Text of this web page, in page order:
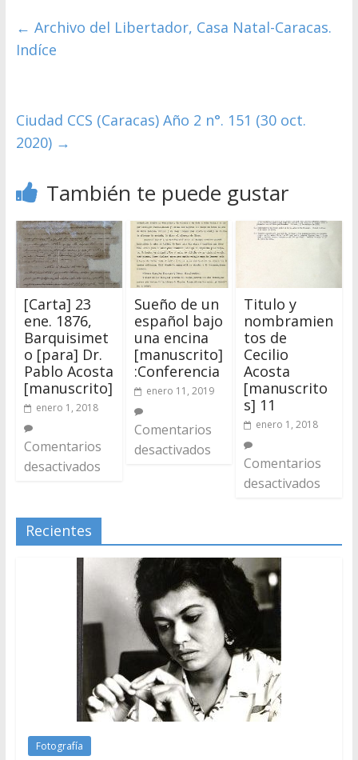
← Archivo del Libertador, Casa Natal-Caracas.
Indíce
Ciudad CCS (Caracas) Año 2 n°. 151 (30 oct.
2020) →
También te puede gustar
[Carta] 23
ene. 1876,
Barquisimet
o [para] Dr.
Pablo Acosta
[manuscrito]
enero 1, 2018
Comentarios
desactivados
Sueño de un
español bajo
una encina
[manuscrito]
:Conferencia
enero 11, 2019
Comentarios
desactivados
Titulo y
nombramien
tos de
Cecilio
Acosta
[manuscrito
s] 11
enero 1, 2018
Comentarios
desactivados
Recientes
Fotografía